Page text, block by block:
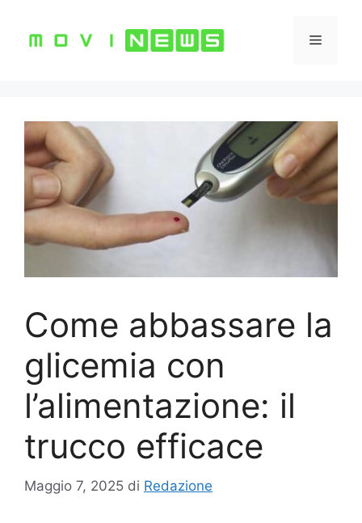
contenuto
Menu
Come abbassare la
glicemia con
l’alimentazione: il
trucco efficace
Maggio 7, 2025 di Redazione